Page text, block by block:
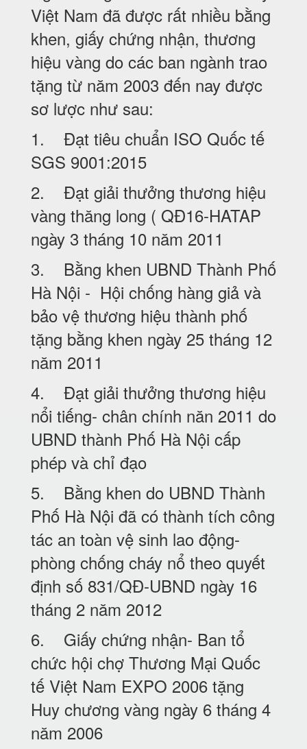
Việt Nam đã được rất nhiều bằng
khen, giấy chứng nhận, thương
hiệu vàng do các ban ngành trao
tặng từ năm 2003 đến nay được
sơ lược như sau:
1. Đạt tiêu chuẩn ISO Quốc tế
SGS 9001:2015
2. Đạt giải thưởng thương hiệu
vàng thăng long ( QĐ16-HATAP
ngày 3 tháng 10 năm 2011
3. Bằng khen UBND Thành Phố
Hà Nội - Hội chống hàng giả và
bảo vệ thương hiệu thành phố
tặng bằng khen ngày 25 tháng 12
năm 2011
4. Đạt giải thưởng thương hiệu
nổi tiếng- chân chính năn 2011 do
UBND thành Phố Hà Nội cấp
phép và chỉ đạo
5. Bằng khen do UBND Thành
Phố Hà Nội đã có thành tích công
tác an toàn vệ sinh lao động-
phòng chống cháy nổ theo quyết
định số 831/QĐ-UBND ngày 16
tháng 2 năm 2012
6. Giấy chứng nhận- Ban tổ
chức hội chợ Thương Mại Quốc
tế Việt Nam EXPO 2006 tặng
Huy chương vàng ngày 6 tháng 4
năm 2006